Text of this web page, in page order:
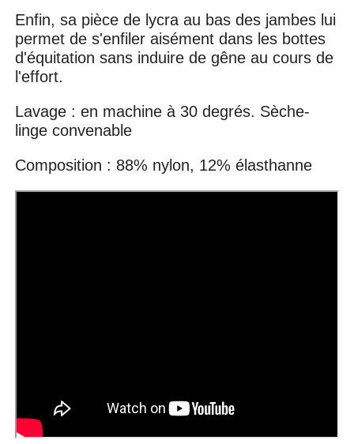
Enfin, sa pièce de lycra au bas des jambes lui
permet de s'enfiler aisément dans les bottes
d'équitation sans induire de gêne au cours de
l'effort.
Lavage : en machine à 30 degrés. Sèche-
linge convenable
Composition : 88% nylon, 12% élasthanne